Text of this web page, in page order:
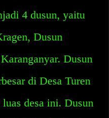
4 dusun, yaitu
Dusun
Dusun
di Desa Turen
desa ini. Dusun